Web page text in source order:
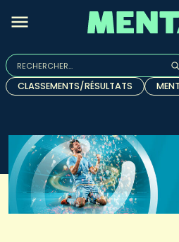
Rechercher :
Quand les résultats de l'auto-
CLASSEMENTS/RÉSULTATS